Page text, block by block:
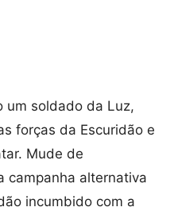
um soldado da Luz,
forças da Escuridão e
Mude de
campanha alternativa
incumbido com a